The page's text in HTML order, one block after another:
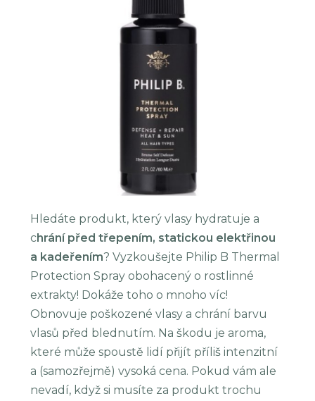
Hledáte produkt, který vlasy hydratuje a
chrání před třepením, statickou elektřinou
a kadeřením? Vyzkoušejte Philip B Thermal
Protection Spray obohacený o rostlinné
extrakty! Dokáže toho o mnoho víc!
Obnovuje poškozené vlasy a chrání barvu
vlasů před blednutím. Na škodu je aroma,
které může spoustě lidí přijít příliš intenzitní
a (samozřejmě) vysoká cena. Pokud vám ale
nevadí, když si musíte za produkt trochu